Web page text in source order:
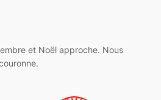
et Noël approche. Nous